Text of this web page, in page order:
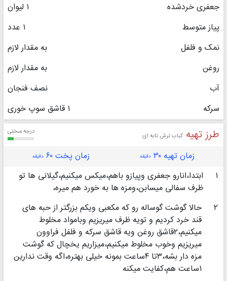
جعفری خردشده
۱ لیوان
پیاز متوسط
۱ عدد
نمک و فلفل
به مقدار لازم
روغن
به مقدار لازم
آب
نصف فنجان
سرکه
۱ قاشق سوپ خوری
طرز تهیه کباب ترش تابه ای درجه سختی
زمان تهیه ۳۰ دقیقه زمان پخت ۶۰ دقیقه
۱
ابتدا،انارو جعفری وپیازو باهم،میکس میکنیم،گیلانی ها تو
ظرف سفالی میسابن،ومزه ها به خورد هم میره،
۲
حالا گوشت گوساله رو که مکعبی ویکم بزرگتر از حبه های
قند خرد کردیم و تویه ظرف میریزیم وبامواد مخلوط
میکنیم،۲قاشق روغن ویه قاشق سرکه و فلفل فراوون
میریزیم وخوب مخلوط میکنیم،میزاریم یخچال که گوشت
مزه دار بشه،۳تا ۴ساعت بمونه خیلی بهتره،اگه وقت ندارین
۱ساعت هم،کفایت میکنه